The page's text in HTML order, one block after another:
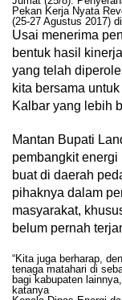
Pekan Kerja Nyata
(25-27 Agustus 2017)
Usai menerima
bentuk hasil
yang telah
kita bersama
Kalbar yang lebih
Mantan Bupati
pembangkit
buat di daerah
pihaknya dalam
masyarakat,
belum pernah
“Kita juga berharap,
tenaga matahari di
bagi kabupaten
katanya